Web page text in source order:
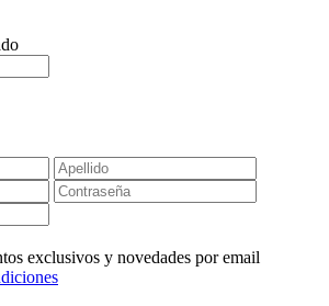
exclusivos y novedades por email